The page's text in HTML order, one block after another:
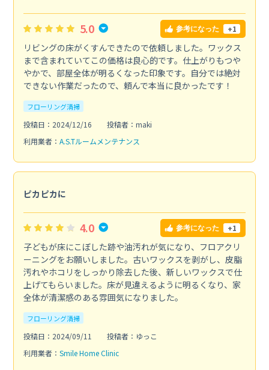
5.0 参考になった +1
リビングの床がくすんできたので依頼しました。ワックス
まで含まれていてこの価格は良心的です。仕上がりもつや
やかで、部屋全体が明るくなった印象です。自分では絶対
できない作業だったので、頼んで本当に良かったです！
フローリング清掃
投稿日：2024/12/16
投稿者：maki
利用業者： A.S.Tルームメンテナンス
ピカピカに
4.0 参考になった +1
子どもが床にこぼした跡や油汚れが気になり、フロアクリ
ーニングをお願いしました。古いワックスを剥がし、皮脂
汚れやホコリをしっかり除去した後、新しいワックスで仕
上げてもらいました。床が見違えるように明るくなり、家
全体が清潔感のある雰囲気になりました。
フローリング清掃
投稿日：2024/09/11
投稿者：ゆっこ
利用業者： Smile Home Clinic